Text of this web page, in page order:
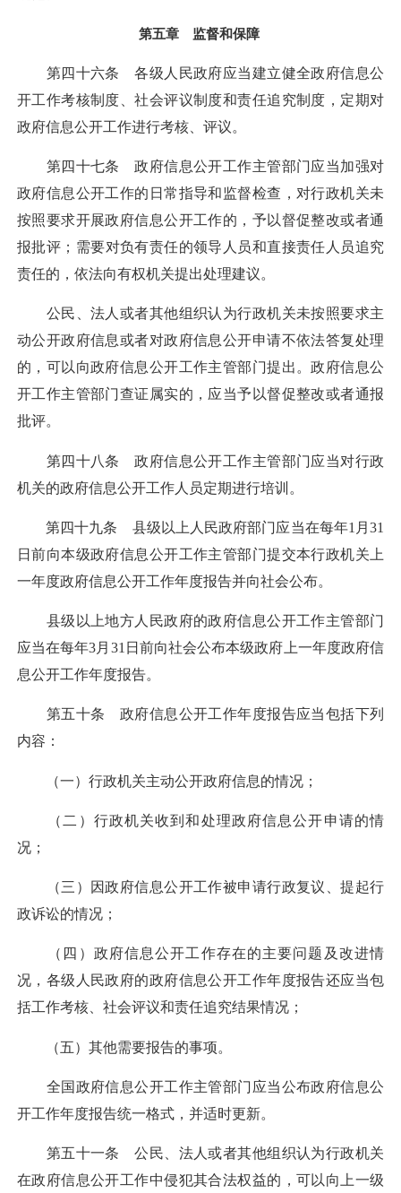
第五章 监督和保障
第四十六条 各级人民政府应当建立健全政府信息公
开工作考核制度、社会评议制度和责任追究制度，定期对
政府信息公开工作进行考核、评议。
第四十七条 政府信息公开工作主管部门应当加强对
政府信息公开工作的日常指导和监督检查，对行政机关未
按照要求开展政府信息公开工作的，予以督促整改或者通
报批评；需要对负有责任的领导人员和直接责任人员追究
责任的，依法向有权机关提出处理建议。
公民、法人或者其他组织认为行政机关未按照要求主
动公开政府信息或者对政府信息公开申请不依法答复处理
的，可以向政府信息公开工作主管部门提出。政府信息公
开工作主管部门查证属实的，应当予以督促整改或者通报
批评。
第四十八条 政府信息公开工作主管部门应当对行政
机关的政府信息公开工作人员定期进行培训。
第四十九条 县级以上人民政府部门应当在每年1月31
日前向本级政府信息公开工作主管部门提交本行政机关上
一年度政府信息公开工作年度报告并向社会公布。
县级以上地方人民政府的政府信息公开工作主管部门
应当在每年3月31日前向社会公布本级政府上一年度政府信
息公开工作年度报告。
第五十条 政府信息公开工作年度报告应当包括下列
内容：
（一）行政机关主动公开政府信息的情况；
（二）行政机关收到和处理政府信息公开申请的情
况；
（三）因政府信息公开工作被申请行政复议、提起行
政诉讼的情况；
（四）政府信息公开工作存在的主要问题及改进情
况，各级人民政府的政府信息公开工作年度报告还应当包
括工作考核、社会评议和责任追究结果情况；
（五）其他需要报告的事项。
全国政府信息公开工作主管部门应当公布政府信息公
开工作年度报告统一格式，并适时更新。
第五十一条 公民、法人或者其他组织认为行政机关
在政府信息公开工作中侵犯其合法权益的，可以向上一级